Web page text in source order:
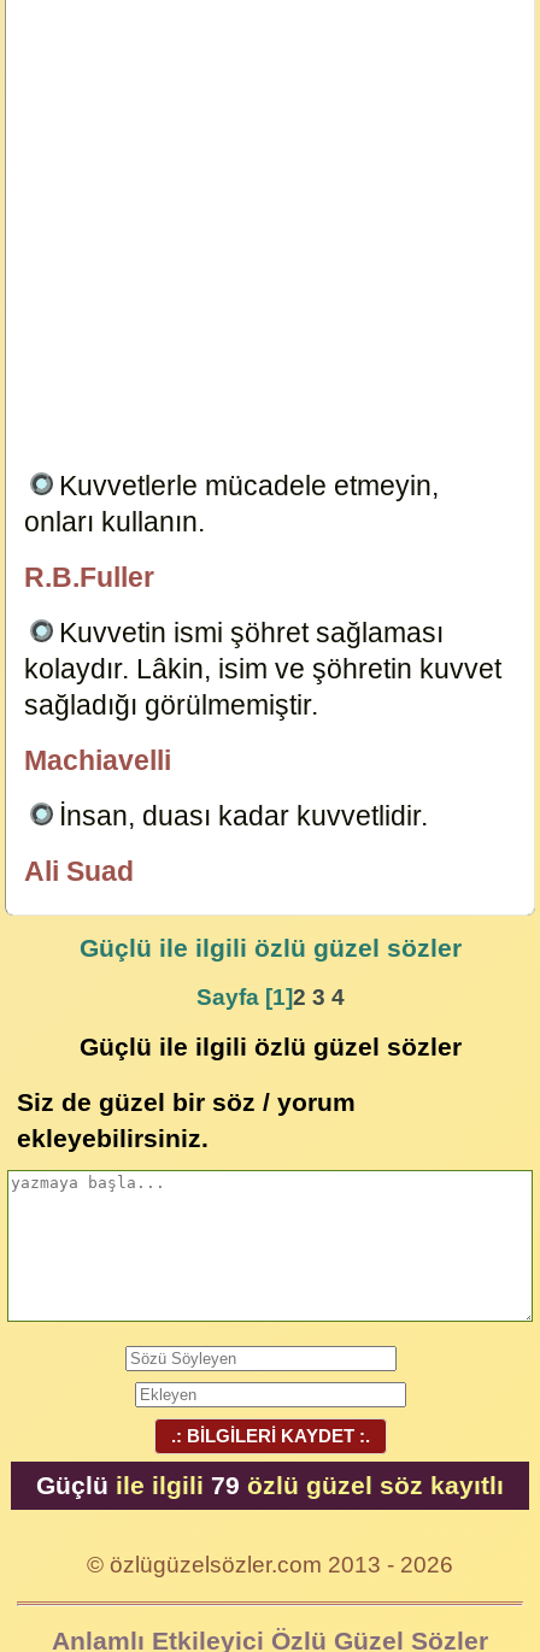
Kuvvetlerle mücadele etmeyin,
onları kullanın.
R.B.Fuller
Kuvvetin ismi şöhret sağlaması
kolaydır. Lâkin, isim ve şöhretin kuvvet
sağladığı görülmemiştir.
Machiavelli
İnsan, duası kadar kuvvetlidir.
Ali Suad
Güçlü ile ilgili özlü güzel sözler
Sayfa [1]2 3 4
Güçlü ile ilgili özlü güzel sözler
Siz de güzel bir söz / yorum
ekleyebilirsiniz.
.: BİLGİLERİ KAYDET :.
Güçlü ile ilgili 79 özlü güzel söz kayıtlı
© özlügüzelsözler.com 2013 - 2026
Anlamlı Etkileyici Özlü Güzel Sözler